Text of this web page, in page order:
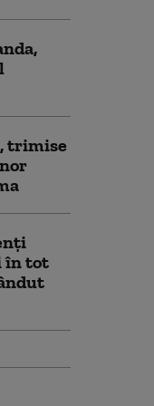
trimise
în tot